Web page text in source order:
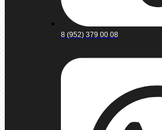
8 (952) 379 00 08